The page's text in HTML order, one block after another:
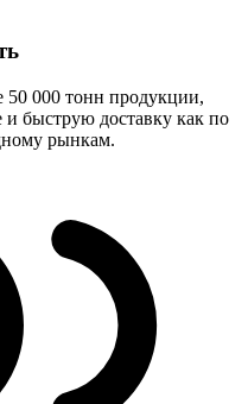
000 тонн продукции,
и быструю доставку как по
рынкам.